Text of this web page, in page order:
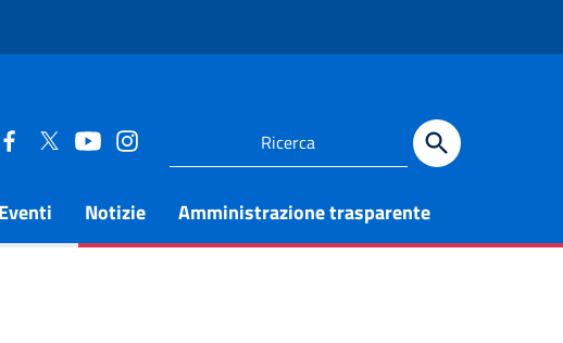
Eventi Notizie Amministrazione trasparente